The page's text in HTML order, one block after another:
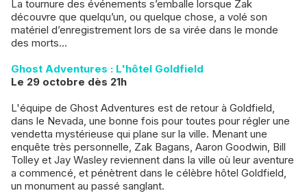
La tournure des événements s’emballe lorsque Zak
découvre que quelqu’un, ou quelque chose, a volé son
matériel d’enregistrement lors de sa virée dans le monde
des morts...
Ghost Adventures : L'hôtel Goldfield
Le 29 octobre dès 21h
L'équipe de Ghost Adventures est de retour à Goldfield,
dans le Nevada, une bonne fois pour toutes pour régler une
vendetta mystérieuse qui plane sur la ville. Menant une
enquête très personnelle, Zak Bagans, Aaron Goodwin, Bill
Tolley et Jay Wasley reviennent dans la ville où leur aventure
a commencé, et pénètrent dans le célèbre hôtel Goldfield,
un monument au passé sanglant.